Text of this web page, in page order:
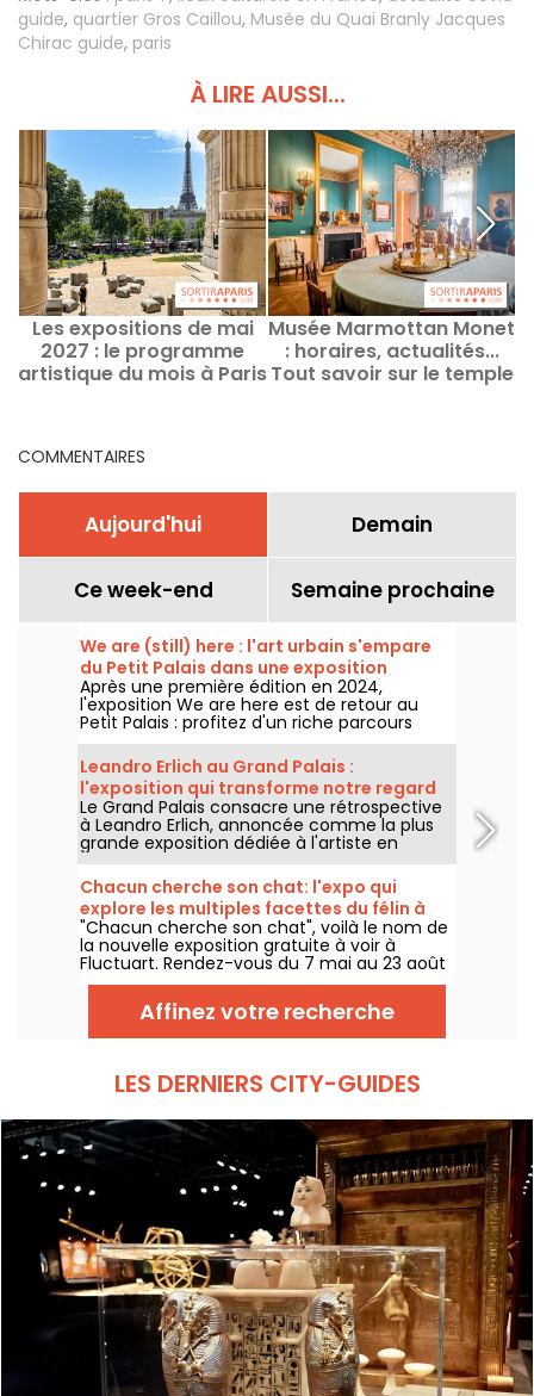
guide, quartier Gros Caillou, Musée du Quai Branly Jacques
Chirac guide, paris
À LIRE AUSSI...
Les expositions de mai
2027 : le programme
artistique du mois à Paris
Musée Marmottan Monet
: horaires, actualités...
Tout savoir sur le temple
COMMENTAIRES
Aujourd'hui Demain
Ce week-end Semaine prochaine
We are (still) here : l'art urbain s'empare
du Petit Palais dans une exposition
gratuite cet été
Après une première édition en 2024,
l'exposition We are here est de retour au
Petit Palais : profitez d'un riche parcours
d'art urbain en plein cœur du musée des
Beaux-Arts. L'exposition est visible
gratuitement du 20 juin au 20 septembre
2026.
Leandro Erlich au Grand Palais :
l'exposition qui transforme notre regard
sur le réel - nos photos
Le Grand Palais consacre une rétrospective
à Leandro Erlich, annoncée comme la plus
grande exposition dédiée à l'artiste en
Europe ! Rendez-vous du 2 juin au 6
septembre 2026 pour découvrir l'univers
singulier de Leandro Erlich, connu pour ses
installations qui brouillent nos repères et
notre perception dans l'espace public.
Chacun cherche son chat: l'expo qui
explore les multiples facettes du félin à
Fluctuart - nos photos
"Chacun cherche son chat", voilà le nom de
la nouvelle exposition gratuite à voir à
Fluctuart. Rendez-vous du 7 mai au 23 août
2026 pour admirer les œuvres d'une dizaine
d'artistes issus de l’art urbain. Pour
l'occasion, Madame, Kraken, Ardif ou encore
Wenna explorent les multiples facettes du
Affinez votre recherche
LES DERNIERS CITY-GUIDES